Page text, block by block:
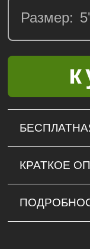
Размер:
КРАТКОЕ